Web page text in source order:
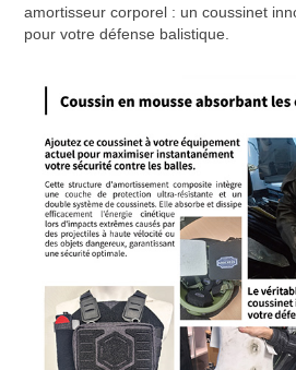
amortisseur corporel : un coussinet
pour votre défense balistique.